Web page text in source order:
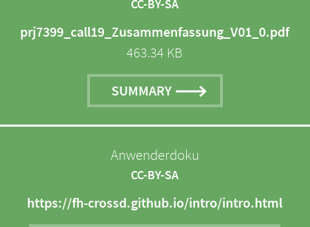
CC-BY-SA
prj7399_call19_Zusammenfassung_V01_0.pdf
463.34 KB
SUMMARY
Anwenderdoku
CC-BY-SA
https://fh-crossd.github.io/intro/intro.html